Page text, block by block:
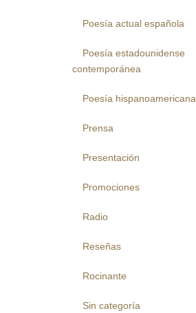
Poesía actual española
Poesía estadounidense
contemporánea
Poesía hispanoamericana
Prensa
Presentación
Promociones
Radio
Reseñas
Rocinante
Sin categoría